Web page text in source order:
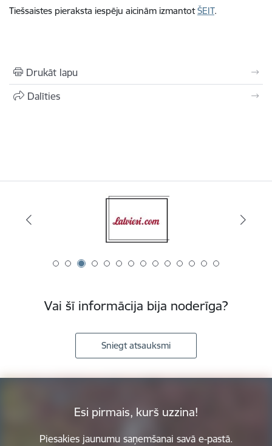
Tiešsaistes pieraksta iespēju aicinām izmantotŠEIT.
Drukāt lapu
Dalīties
Vai šī informācija bija noderīga?
Sniegt atsauksmi
Esi pirmais, kurš uzzina!
Piesakies jaunumu saņemšanai savā e-pastā.